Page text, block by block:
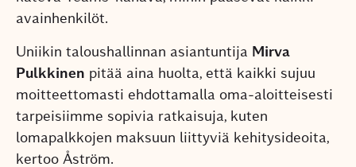
avainhenkilöt.
Uniikin taloushallinnan asiantuntija Mirva
Pulkkinen pitää aina huolta, että kaikki sujuu
moitteettomasti ehdottamalla oma-aloitteisesti
tarpeisiimme sopivia ratkaisuja, kuten
lomapalkkojen maksuun liittyviä kehitysideoita,
kertoo Åström.